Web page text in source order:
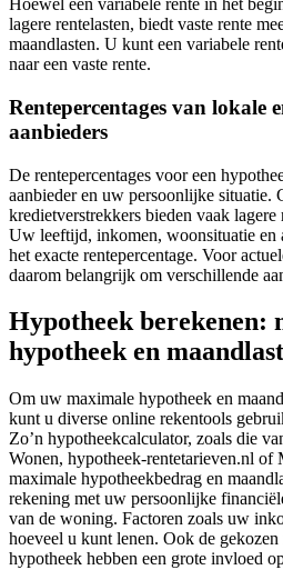
Hoewel een variabele rente in het
lagere rentelasten, biedt vaste rente
maandlasten. U kunt een variabele
naar een vaste rente.
Rentepercentages van lokale
aanbieders
De rentepercentages voor een
aanbieder en uw persoonlijke situatie.
kredietverstrekkers bieden vaak lagere
Uw leeftijd, inkomen, woonsituatie en
het exacte rentepercentage. Voor
daarom belangrijk om verschillende
Hypotheek berekenen:
hypotheek en
Om uw maximale hypotheek en
kunt u diverse online rekentools
Zo’n hypotheekcalculator, zoals die
Wonen, hypotheek-rentetarieven.nl of
maximale hypotheekbedrag en
rekening met uw persoonlijke
van de woning. Factoren zoals uw
hoeveel u kunt lenen. Ook de
hypotheek hebben een grote invloed